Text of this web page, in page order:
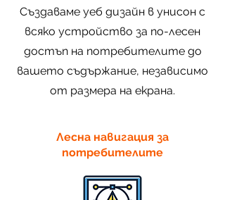
Създаваме уеб дизайн в унисон с
всяко устройство за по-лесен
достъп на потребителите до
вашето съдържание, независимо
от размера на екрана.
Лесна навигация за
потребителите